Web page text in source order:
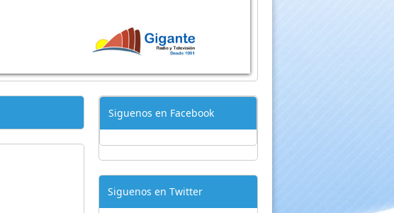
Siguenos en Facebook
Siguenos en Twitter